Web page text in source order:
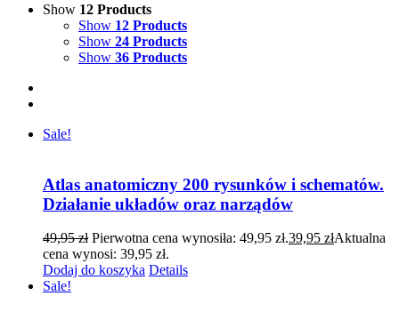
Show 12 Products
Show 12 Products
Show 24 Products
Show 36 Products
Sale!
Atlas anatomiczny 200 rysunków i schematów.
Działanie układów oraz narządów
49,95zł Pierwotna cena wynosiła: 49,95 zł.39,95 złAktualna
cena wynosi: 39,95 zł.
Dodaj do koszyka Details
Sale!